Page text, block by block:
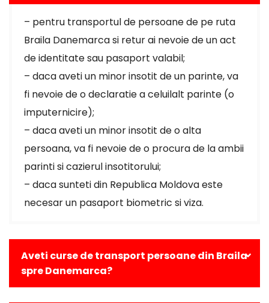
– pentru transportul de persoane de pe ruta
Braila Danemarca si retur ai nevoie de un act
de identitate sau pasaport valabil;
– daca aveti un minor insotit de un parinte, va
fi nevoie de o declaratie a celuilalt parinte (o
imputernicire);
– daca aveti un minor insotit de o alta
persoana, va fi nevoie de o procura de la ambii
parinti si cazierul insotitorului;
– daca sunteti din Republica Moldova este
necesar un pasaport biometric si viza.
Aveti curse de transport persoane din Braila
spre Danemarca?